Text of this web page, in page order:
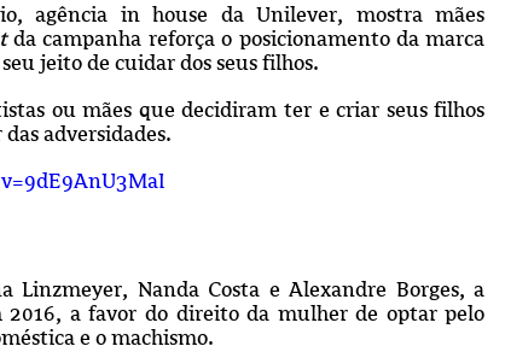
agência in house da Unilever, mostra mães
da campanha reforça o posicionamento da marca
jeito de cuidar dos seus filhos.
ou mães que decidiram ter e criar seus filhos
adversidades.
Linzmeyer, Nanda Costa e Alexandre Borges, a
2016, a favor do direito da mulher de optar pelo
e o machismo.